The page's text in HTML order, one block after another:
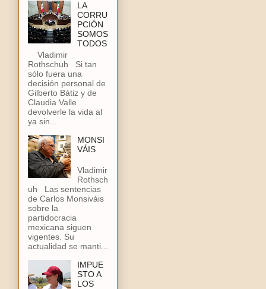
LA
CORRU
PCIÓN
SOMOS
TODOS
Vladimir
Rothschuh Si tan
sólo fuera una
decisión personal de
Gilberto Bátiz y de
Claudia Valle
devolverle la vida al
ya sin...
MONSI
VÁIS
Vladimir
Rothsch
uh Las sentencias
de Carlos Monsiváis
sobre la
partidocracia
mexicana siguen
vigentes. Su
actualidad se manti...
IMPUE
STO A
LOS